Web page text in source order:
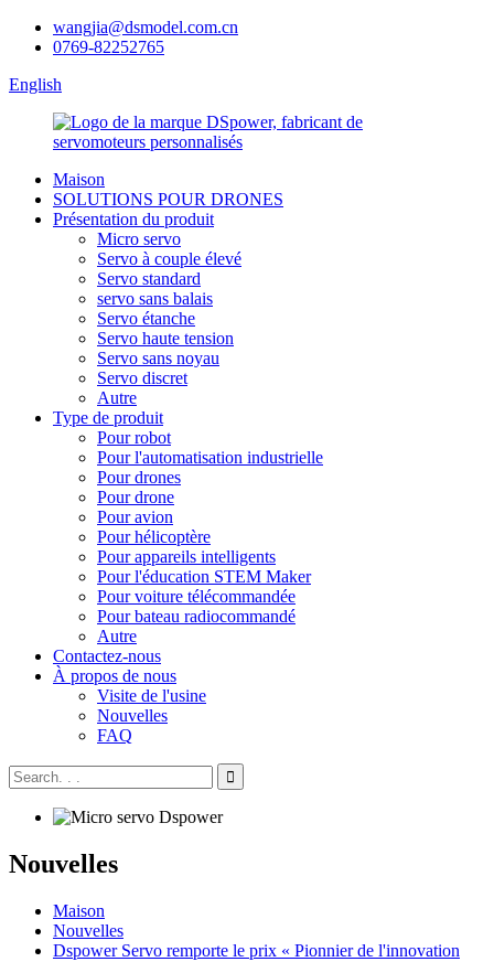
wangjia@dsmodel.com.cn
0769-82252765
English
Maison
SOLUTIONS POUR DRONES
Présentation du produit
Micro servo
Servo à couple élevé
Servo standard
servo sans balais
Servo étanche
Servo haute tension
Servo sans noyau
Servo discret
Autre
Type de produit
Pour robot
Pour l'automatisation industrielle
Pour drones
Pour drone
Pour avion
Pour hélicoptère
Pour appareils intelligents
Pour l'éducation STEM Maker
Pour voiture télécommandée
Pour bateau radiocommandé
Autre
Contactez-nous
À propos de nous
Visite de l'usine
Nouvelles
FAQ
Nouvelles
Maison
Nouvelles
Dspower Servo remporte le prix « Pionnier de l'innovation